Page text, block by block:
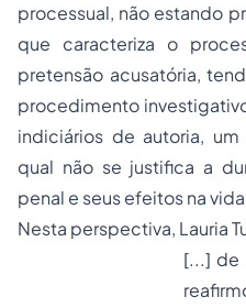
processual, não estando
que caracteriza o
pretensão acusatória,
procedimento
indiciários de autoria,
qual não se justifica a
penal e seus efeitos na
Nesta perspectiva, Lauria
[...] de